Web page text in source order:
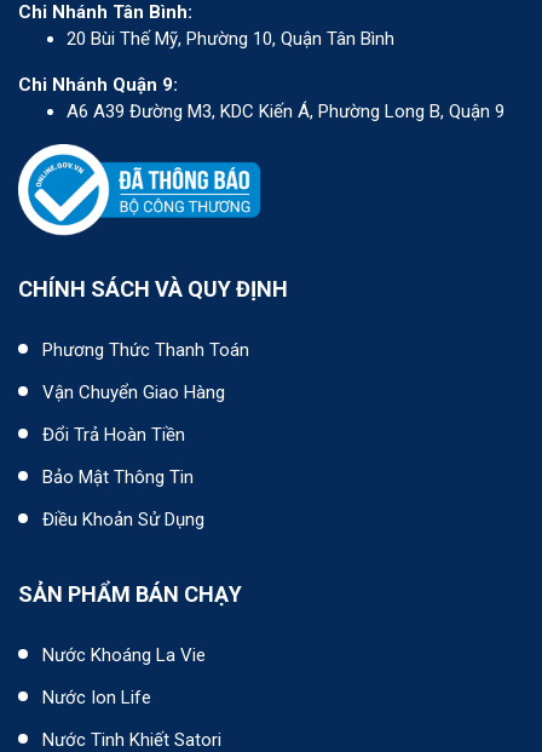
Chi Nhánh Tân Bình:
20 Bùi Thế Mỹ, Phường 10, Quận Tân Bình
Chi Nhánh Quận 9:
A6 A39 Đường M3, KDC Kiến Á, Phường Long B, Quận 9
CHÍNH SÁCH VÀ QUY ĐỊNH
Phương Thức Thanh Toán
Vận Chuyển Giao Hàng
Đổi Trả Hoàn Tiền
Bảo Mật Thông Tin
Điều Khoản Sử Dụng
SẢN PHẨM BÁN CHẠY
Nước Khoáng La Vie
Nước Ion Life
Nước Tinh Khiết Satori